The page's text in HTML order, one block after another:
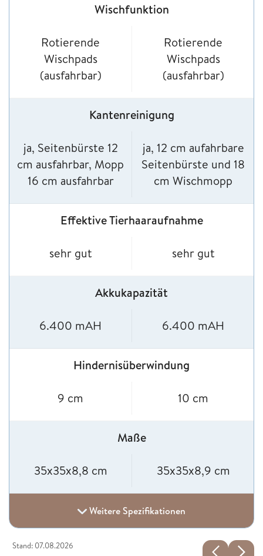
Wischfunktion
Rotierende
Wischpads
(ausfahrbar)
Rotierende
Wischpads
(ausfahrbar)
Kantenreinigung
ja, Seitenbürste 12
cm ausfahrbar, Mopp
16 cm ausfahrbar
ja, 12 cm aufahrbare
Seitenbürste und 18
cm Wischmopp
Effektive Tierhaaraufnahme
sehr gut sehr gut
Akkukapazität
6.400 mAH 6.400 mAH
Hindernisüberwindung
9 cm 10 cm
Maße
35x35x8,8 cm 35x35x8,9 cm
Weitere Spezifikationen
Stand: 07.08.2026